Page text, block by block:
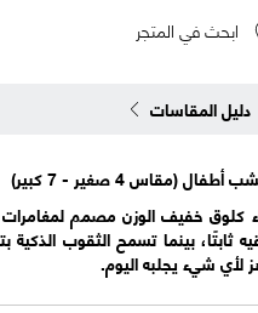
ابحث في المتجر
دليل المقاسات
(مقاس 4 صغير - 7 كبير)
كلوق خفيف الوزن مصمم
ثابتًا، بينما تسمح الثقوب الذكية
لأي شيء يجلبه اليوم.